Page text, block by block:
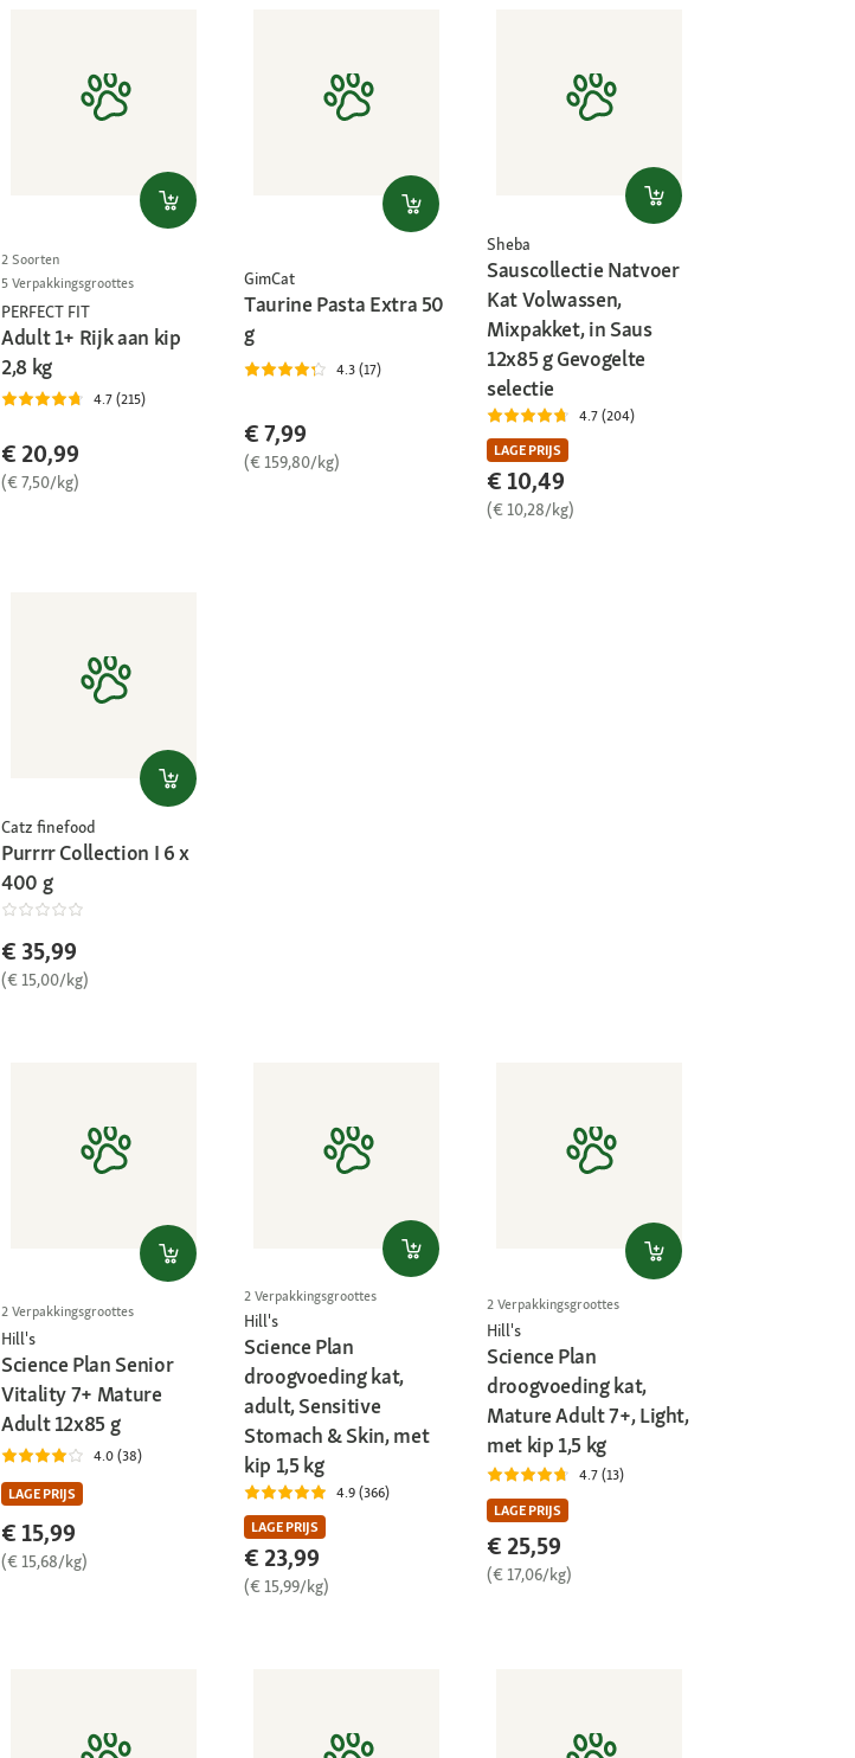
2 Soorten
5 Verpakkingsgroottes
PERFECT FIT
Adult 1+ Rijk aan kip
2,8 kg
4.7 (215)
€ 20,99
(€ 7,50/kg)
GimCat
Taurine Pasta Extra 50
g
4.3 (17)
€ 7,99
(€ 159,80/kg)
Sheba
Sauscollectie Natvoer
Kat Volwassen,
Mixpakket, in Saus
12x85 g Gevogelte
selectie
4.7 (204)
LAGE PRIJS
€ 10,49
(€ 10,28/kg)
Catz finefood
Purrrr Collection I 6 x
400 g
€ 35,99
(€ 15,00/kg)
2 Verpakkingsgroottes
Hill's
Science Plan Senior
Vitality 7+ Mature
Adult 12x85 g
4.0 (38)
LAGE PRIJS
€ 15,99
(€ 15,68/kg)
2 Verpakkingsgroottes
Hill's
Science Plan
droogvoeding kat,
adult, Sensitive
Stomach & Skin, met
kip 1,5 kg
4.9 (366)
LAGE PRIJS
€ 23,99
(€ 15,99/kg)
2 Verpakkingsgroottes
Hill's
Science Plan
droogvoeding kat,
Mature Adult 7+, Light,
met kip 1,5 kg
4.7 (13)
LAGE PRIJS
€ 25,59
(€ 17,06/kg)